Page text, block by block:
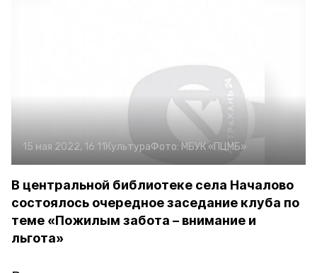
15 мая 2022, 16:11 КультураФото: МБУК «ПЦМБ»
В центральной библиотеке села Началово
состоялось очередное заседание клуба по
теме «Пожилым забота – внимание и
льгота»